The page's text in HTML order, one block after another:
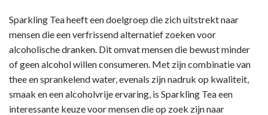
Sparkling Tea heeft een doelgroep die zich uitstrekt naar
mensen die een verfrissend alternatief zoeken voor
alcoholische dranken. Dit omvat mensen die bewust minder
of geen alcohol willen consumeren. Met zijn combinatie van
thee en sprankelend water, evenals zijn nadruk op kwaliteit,
smaak en een alcoholvrije ervaring, is Sparkling Tea een
interessante keuze voor mensen die op zoek zijn naar